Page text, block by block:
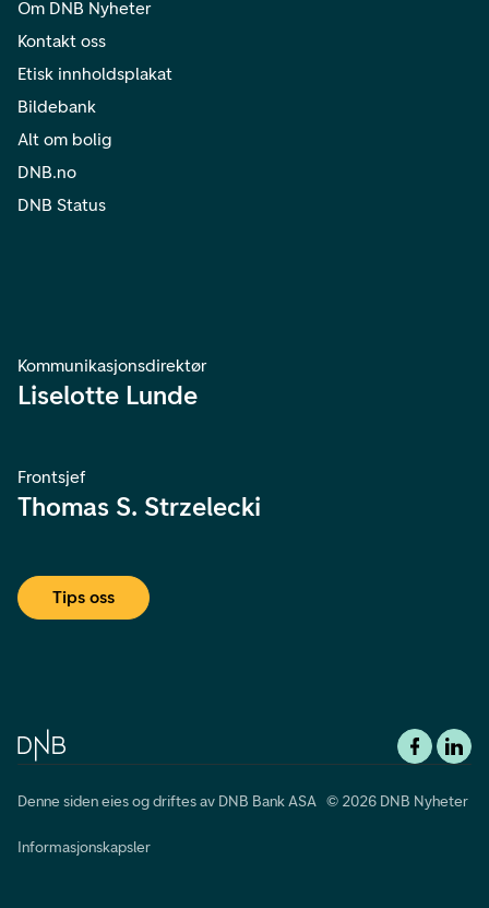
Om DNB Nyheter
Kontakt oss
Etisk innholdsplakat
Bildebank
Alt om bolig
DNB.no
DNB Status
Kommunikasjonsdirektør
Liselotte Lunde
Frontsjef
Thomas S. Strzelecki
Tips oss
Denne siden eies og driftes av DNB Bank ASA © 2026 DNB Nyheter
Informasjonskapsler